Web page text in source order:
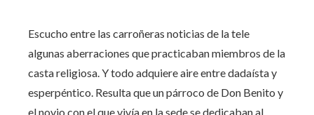
Escucho entre las carroñeras noticias de la tele
algunas aberraciones que practicaban miembros de la
casta religiosa. Y todo adquiere aire entre dadaísta y
esperpéntico. Resulta que un párroco de Don Benito y
el novio con el que vivía en la sede se dedicaban al